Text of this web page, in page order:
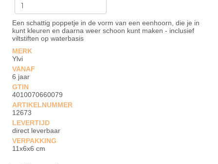
Een schattig poppetje in de vorm van een eenhoorn, die je in
kunt kleuren en daarna weer schoon kunt maken - inclusief
viltstiften op waterbasis
MERK
Ylvi
VANAF
6 jaar
GTIN
4010070660079
ARTIKELNUMMER
12673
LEVERTIJD
direct leverbaar
VERPAKKING
11x6x6 cm